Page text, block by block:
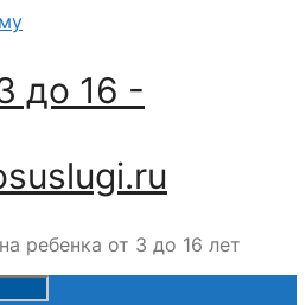
до 16 -
ребенка от 3 до 16 лет